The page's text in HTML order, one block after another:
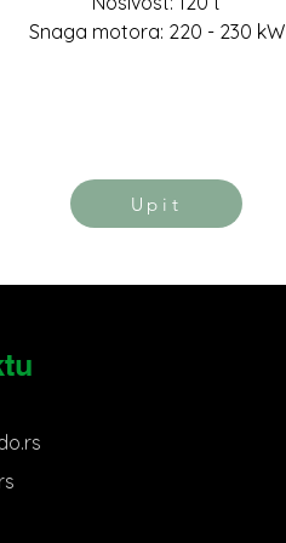
Snaga motora: 220 - 230 kW
Upit